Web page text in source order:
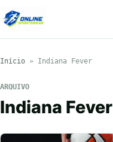
Início » Indiana Fever
ARQUIVO
Indiana Fever